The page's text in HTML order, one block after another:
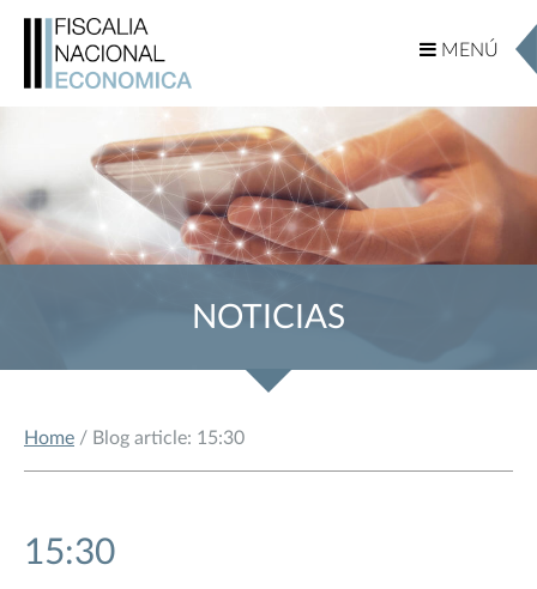
MENÚ
MENÚ
NOTICIAS
Home / Blog article: 15:30
15:30